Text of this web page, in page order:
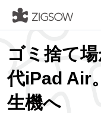
ゴミ捨て
代iPad Air
生機へ